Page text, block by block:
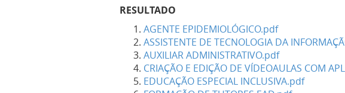
RESULTADO
AGENTE EPIDEMIOLÓGICO.pdf
ASSISTENTE DE TECNOLOGIA DA
AUXILIAR ADMINISTRATIVO.pdf
CRIAÇÃO E EDIÇÃO DE VÍDEOAULAS COM
EDUCAÇÃO ESPECIAL INCLUSIVA.pdf